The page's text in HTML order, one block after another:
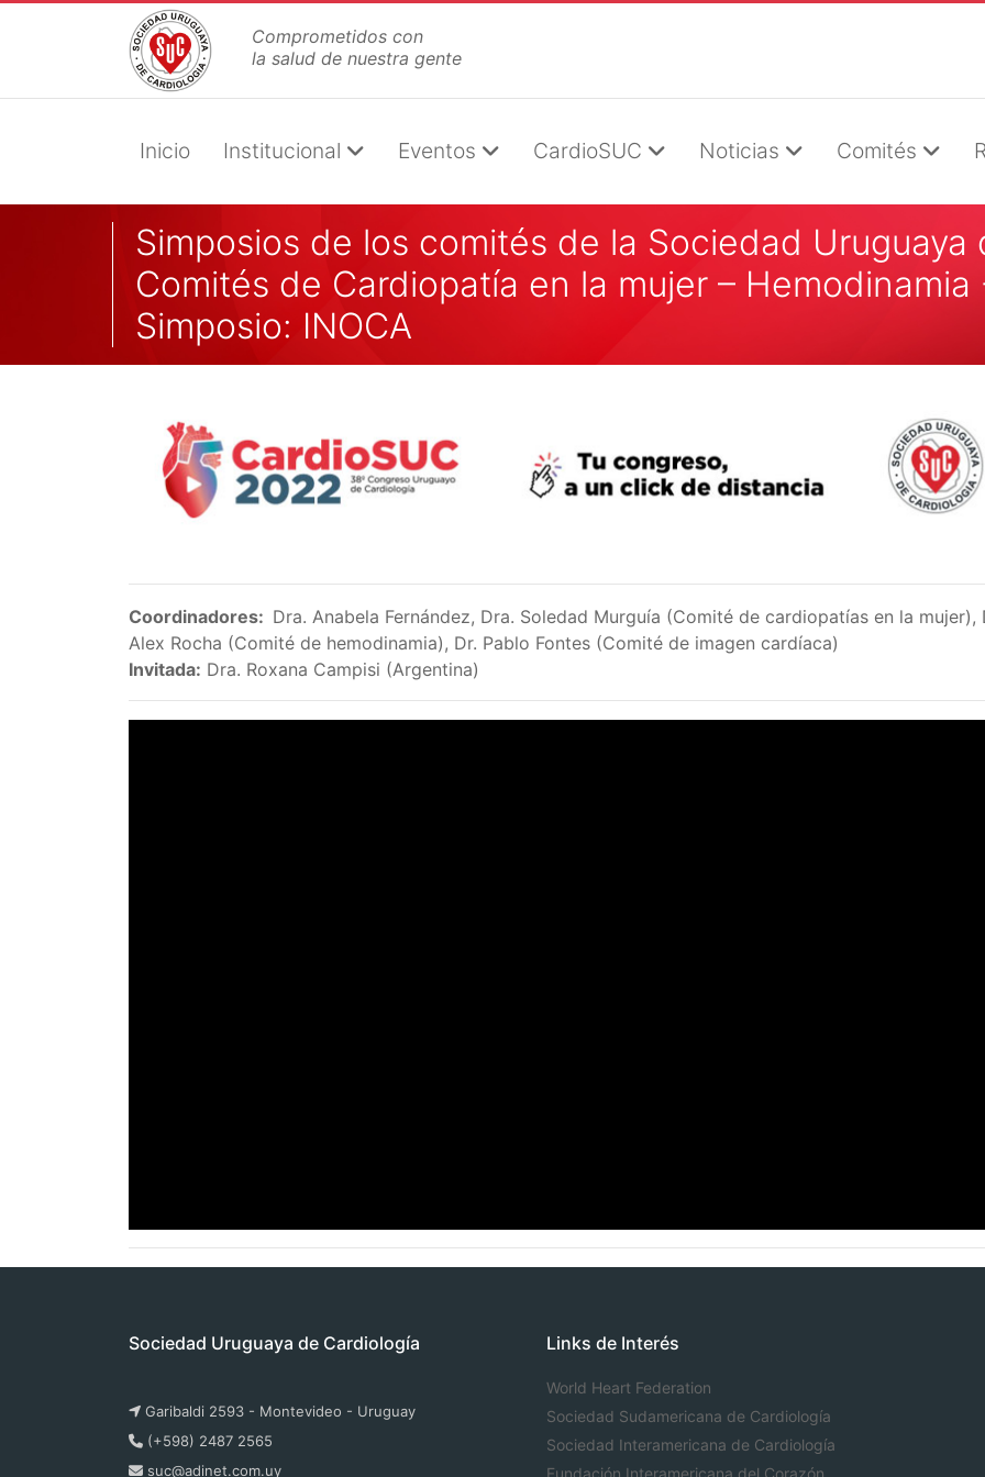
principal
Comprometidos con
la salud de nuestra gente
Inicio Institucional Eventos CardioSUC Noticias Comités
Simposios de los comités de la Sociedad Uruguaya
Comités de Cardiopatía en la mujer –
Simposio: INOCA
Coordinadores: Dra. Anabela Fernández, Dra. Soledad Murguía (Comité de cardiopatías en la mujer),
Alex Rocha (Comité de hemodinamia), Dr. Pablo Fontes (Comité de imagen cardíaca)
Invitada: Dra. Roxana Campisi (Argentina)
Sociedad Uruguaya de Cardiología
Garibaldi 2593 - Montevideo - Uruguay
(+598) 2487 2565
suc@adinet.com.uy
Links de Interés
World Heart Federation
Sociedad Sudamericana de Cardiología
Sociedad Interamericana de Cardiología
Fundación Interamericana del Corazón